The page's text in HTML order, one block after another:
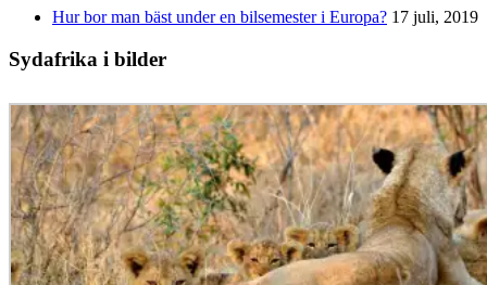
Hur bor man bäst under en bilsemester i Europa? 17 juli, 2019
Sydafrika i bilder